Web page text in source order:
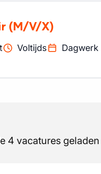
(M/V/X)
Voltijds Dagwerk
4 vacatures geladen